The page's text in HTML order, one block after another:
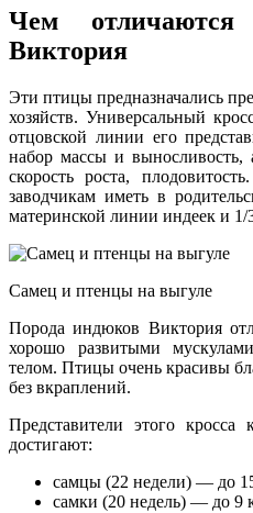
Чем отличаются
Виктория
Эти птицы предназначались
хозяйств. Универсальный
отцовской линии его
набор массы и
скорость роста,
заводчикам иметь в
материнской линии индеек и 1/
Самец и птенцы на выгуле
Порода индюков Виктория
хорошо развитыми
телом. Птицы очень красивы
без вкраплений.
Представители этого
достигают:
самцы (22 недели) — до
самки (20 недель) — до 9